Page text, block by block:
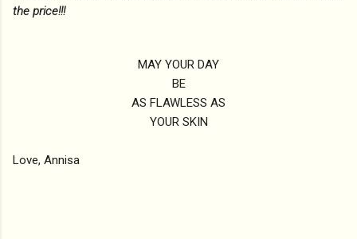
the price!!!
MAY YOUR DAY
BE
AS FLAWLESS AS
YOUR SKIN
Love, Annisa